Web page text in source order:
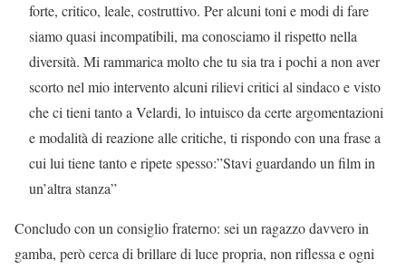
forte, critico, leale, costruttivo. Per alcuni toni e modi di fare
siamo quasi incompatibili, ma conosciamo il rispetto nella
diversità. Mi rammarica molto che tu sia tra i pochi a non aver
scorto nel mio intervento alcuni rilievi critici al sindaco e visto
che ci tieni tanto a Velardi, lo intuisco da certe argomentazioni
e modalità di reazione alle critiche, ti rispondo con una frase a
cui lui tiene tanto e ripete spesso:”Stavi guardando un film in
un’altra stanza”
Concludo con un consiglio fraterno: sei un ragazzo davvero in
gamba, però cerca di brillare di luce propria, non riflessa e ogni